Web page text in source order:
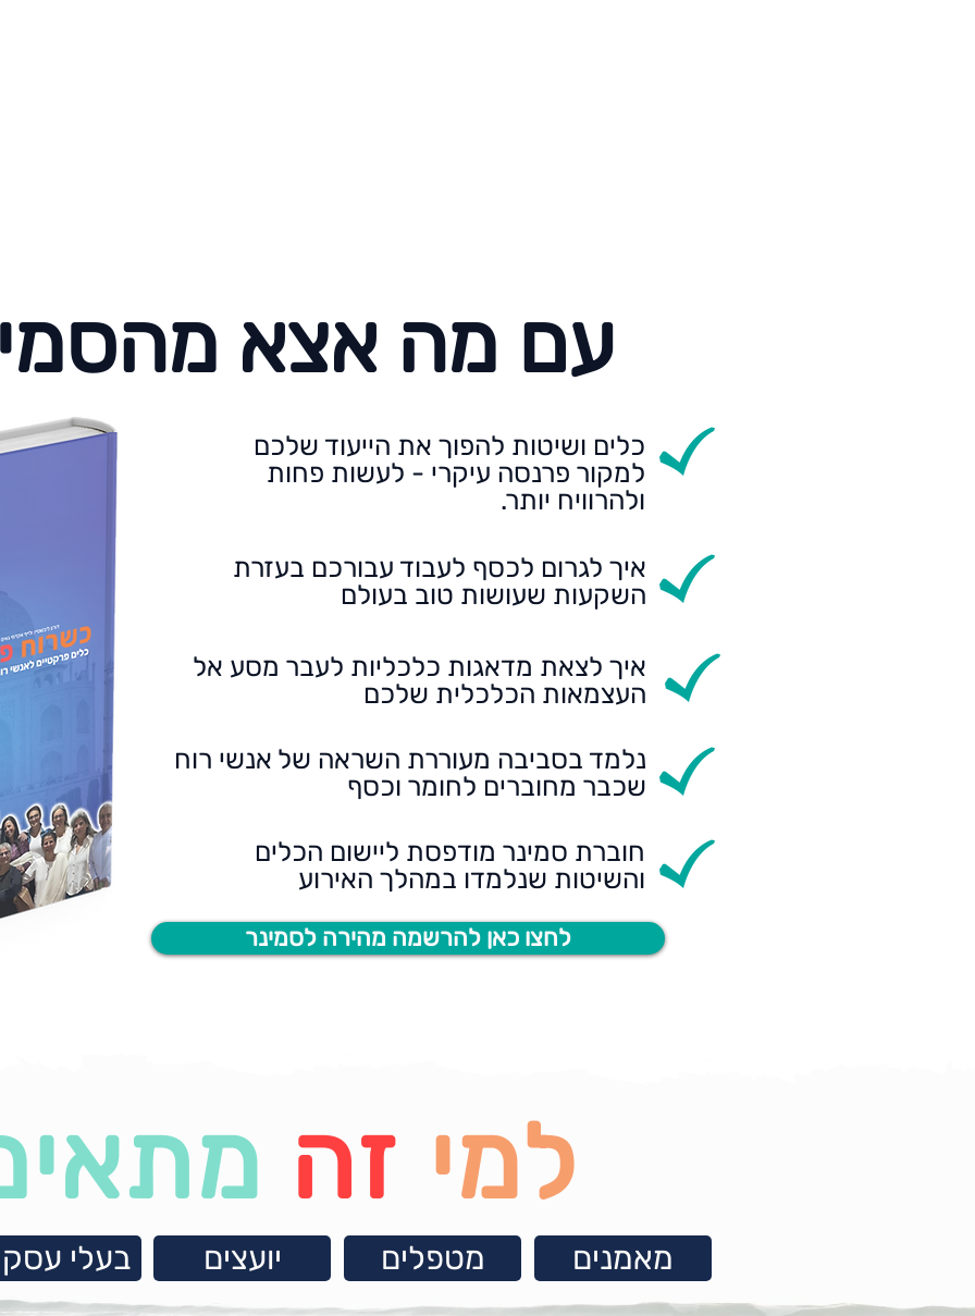
עם מה אצא
כלים ושיטות להפוך את הייעוד שלכם
למקור פרנסה עיקרי - לעשות פחות
ולהרוויח יותר.
איך לגרום לכסף לעבוד עבורכם בעזרת
השקעות שעושות טוב בעולם
איך לצאת מדאגות כלכליות לעבר מסע אל
העצמאות הכלכלית שלכם
נלמד בסביבה מעוררת השראה של אנשי רוח
שכבר מחוברים לחומר וכסף
חוברת סמינר מודפסת ליישום הכלים
והשיטות שנלמדו במהלך האירוע
לחצו כאן להרשמה מהירה לסמינר
למי זה
בעלי יועצים מטפלים מאמנים